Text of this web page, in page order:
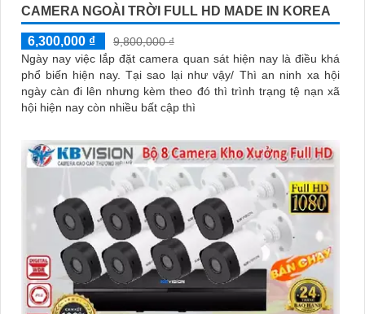
CAMERA NGOÀI TRỜI FULL HD MADE IN KOREA
6,300,000 ₫
9,800,000 ₫
Ngày nay việc lắp đặt camera quan sát hiện nay là điều khá
phổ biến hiện nay. Tại sao lại như vậy/ Thì an ninh xa hội
ngày càn đi lên nhưng kèm theo đó thì trình trạng tệ nạn xã
hội hiện nay còn nhiều bất cập thì